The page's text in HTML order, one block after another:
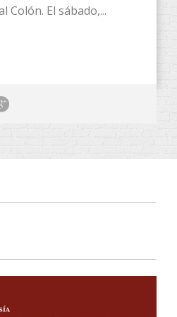
Colón. El sábado,...